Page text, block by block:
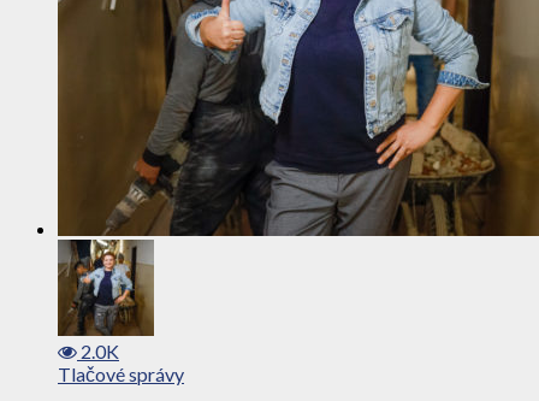
2.0K
Tlačové správy